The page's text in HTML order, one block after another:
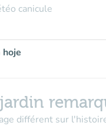
canicule
différent sur